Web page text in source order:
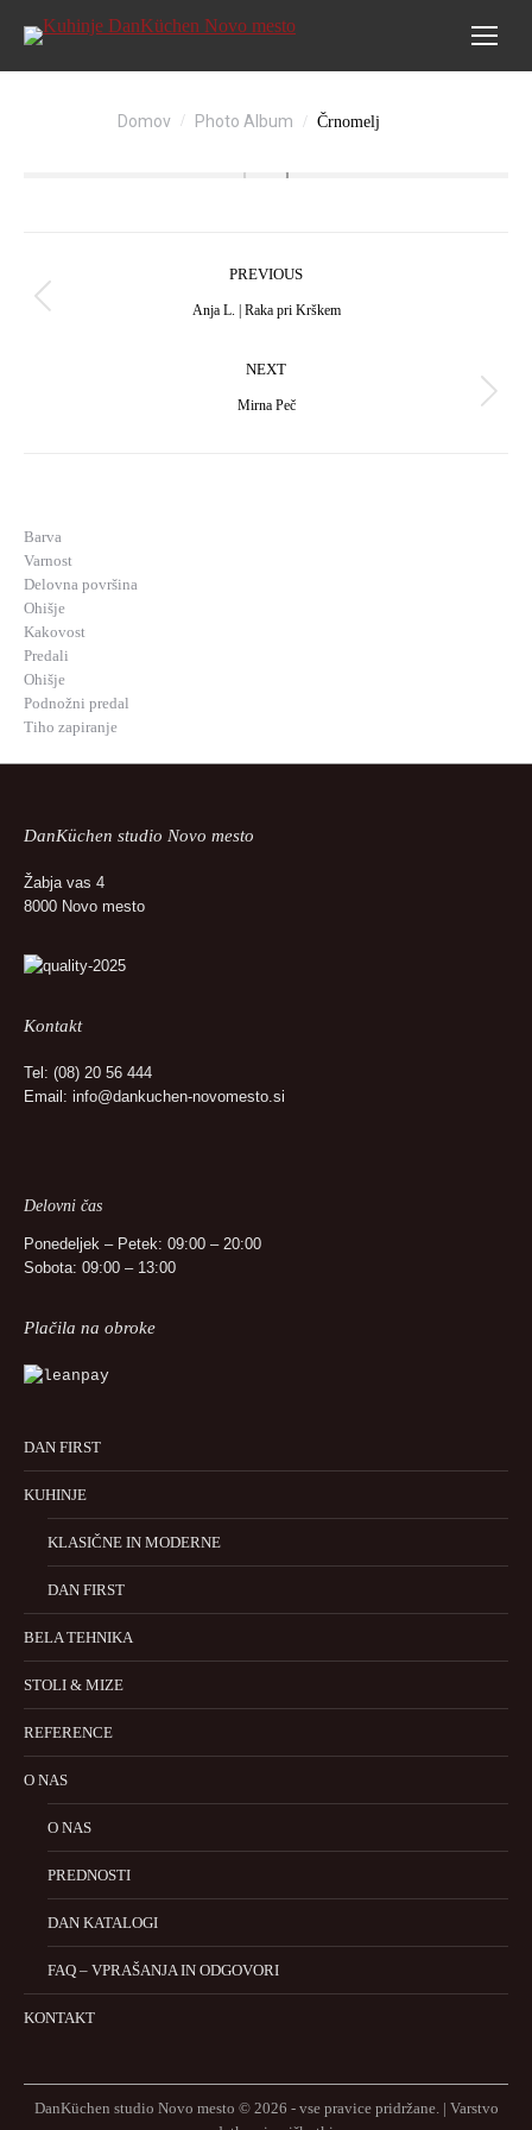
You are here:
Domov Photo Album Črnomelj
navigation
PREVIOUS
Previous
Anja L. | Raka pri Krškem
NEXT
Next
Mirna Peč
Barva
Varnost
Delovna površina
Ohišje
Kakovost
Predali
Ohišje
Podnožni predal
Tiho zapiranje
DanKüchen studio Novo mesto
Žabja vas 4
8000 Novo mesto
Kontakt
Tel: (08) 20 56 444
Email: info@dankuchen-novomesto.si
Delovni čas
Ponedeljek – Petek: 09:00 – 20:00
Sobota: 09:00 – 13:00
Plačila na obroke
DAN FIRST
KUHINJE
KLASIČNE IN MODERNE
DAN FIRST
BELA TEHNIKA
STOLI & MIZE
REFERENCE
O NAS
O NAS
PREDNOSTI
DAN KATALOGI
FAQ – VPRAŠANJA IN ODGOVORI
KONTAKT
DanKüchen studio Novo mesto © 2026 - vse pravice pridržane. | Varstvo